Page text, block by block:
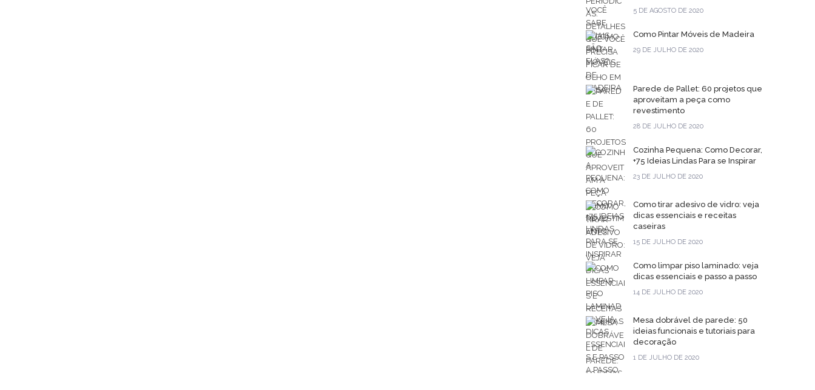
5 DE AGOSTO DE 2020
Como Pintar Móveis de Madeira
29 DE JULHO DE 2020
Parede de Pallet: 60 projetos que
aproveitam a peça como
revestimento
28 DE JULHO DE 2020
Cozinha Pequena: Como Decorar,
+75 Ideias Lindas Para se Inspirar
23 DE JULHO DE 2020
Como tirar adesivo de vidro: veja
dicas essenciais e receitas
caseiras
15 DE JULHO DE 2020
Como limpar piso laminado: veja
dicas essenciais e passo a passo
14 DE JULHO DE 2020
Mesa dobrável de parede: 50
ideias funcionais e tutoriais para
decoração
1 DE JULHO DE 2020